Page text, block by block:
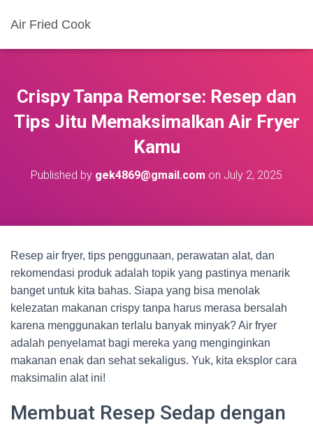
Air Fried Cook
Crispy Tanpa Remorse: Resep dan
Tips Jitu Memaksimalkan Air Fryer
Kamu
Published by gek4869@gmail.com on July 2, 2025
Resep air fryer, tips penggunaan, perawatan alat, dan
rekomendasi produk adalah topik yang pastinya menarik
banget untuk kita bahas. Siapa yang bisa menolak
kelezatan makanan crispy tanpa harus merasa bersalah
karena menggunakan terlalu banyak minyak? Air fryer
adalah penyelamat bagi mereka yang menginginkan
makanan enak dan sehat sekaligus. Yuk, kita eksplor cara
maksimalin alat ini!
Membuat Resep Sedap dengan